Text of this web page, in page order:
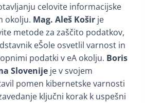
celovite informacijske
okolju. Mag. Aleš Košir je
metode za zaščito podatkov,
eŠole osvetlil varnost in
podatki v eA okolju. Boris
Slovenije je v svojem
pomen kibernetske varnosti
ključni korak k uspešni